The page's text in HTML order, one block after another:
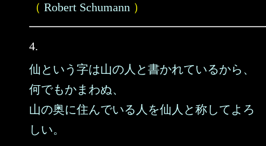
（ Robert Schumann ）
4.
仙という字は山の人と書かれているから、
何でもかまわぬ、
山の奥に住んでいる人を仙人と称してよろ
しい。